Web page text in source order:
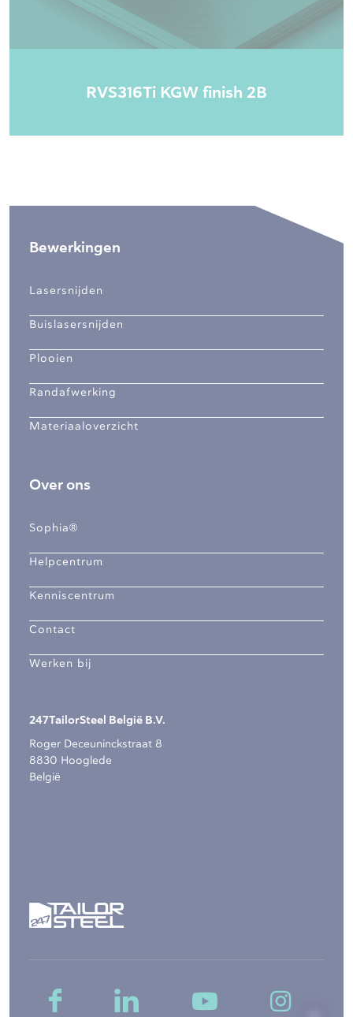
RVS316Ti KGW finish 2B
Bewerkingen
Lasersnijden
Buislasersnijden
Plooien
Randafwerking
Materiaaloverzicht
Over ons
Sophia®
Helpcentrum
Kenniscentrum
Contact
Werken bij
247TailorSteel België B.V.
Roger Deceuninckstraat 8
8830 Hooglede
België